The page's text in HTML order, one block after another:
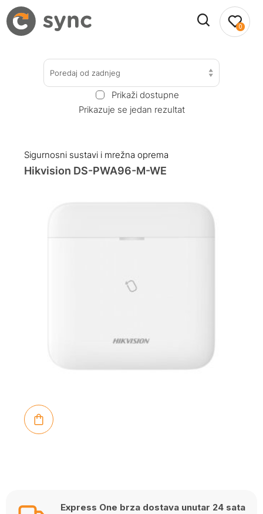
0
Poredaj od zadnjeg
Prikaži dostupne
Prikazuje se jedan rezultat
Sigurnosni sustavi i mrežna oprema
Hikvision DS-PWA96-M-WE
Express One brza dostava unutar 24 sata